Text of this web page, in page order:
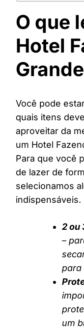
O que
Hotel
Você pode
quais itens
aproveitar da
um Hotel
Para que você
de lazer de
selecionamos
indispensáveis.
2 ou
–
para
um